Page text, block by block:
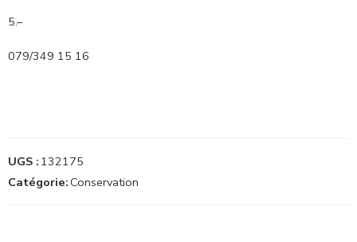
5.–
079/349 15 16
UGS : 132175
Catégorie:Conservation